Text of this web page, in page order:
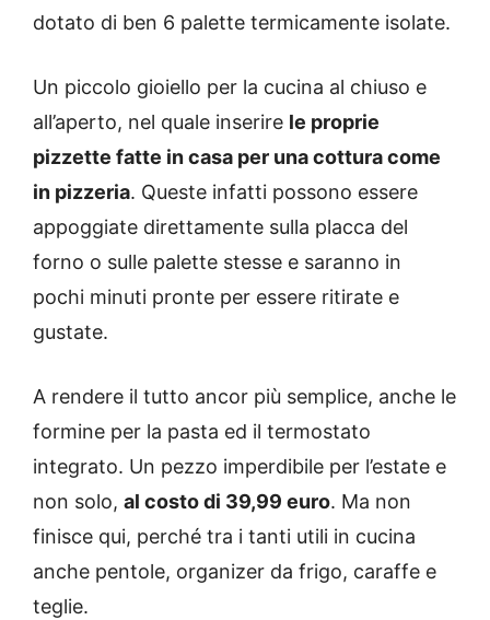
dotato di ben 6 palette termicamente isolate.
Un piccolo gioiello per la cucina al chiuso e
all’aperto, nel quale inserire le proprie
pizzette fatte in casa per una cottura come
in pizzeria. Queste infatti possono essere
appoggiate direttamente sulla placca del
forno o sulle palette stesse e saranno in
pochi minuti pronte per essere ritirate e
gustate.
A rendere il tutto ancor più semplice, anche le
formine per la pasta ed il termostato
integrato. Un pezzo imperdibile per l’estate e
non solo, al costo di 39,99 euro. Ma non
finisce qui, perché tra i tanti utili in cucina
anche pentole, organizer da frigo, caraffe e
teglie.